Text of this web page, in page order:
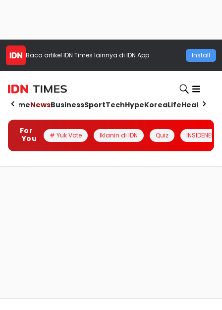
Baca artikel IDN Times lainnya di IDN App Install
HomeNewsBusinessSportTechHypeKoreaLifeHealth
For
You
# Yuk Vote Iklanin di IDN Quiz INSIDENESIA